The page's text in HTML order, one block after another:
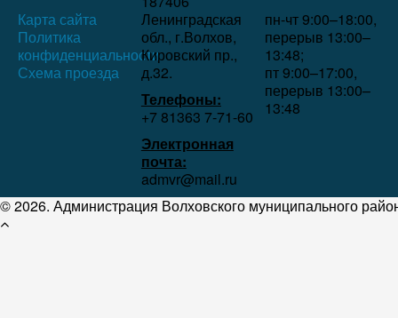
Карта сайта
Политика
конфиденциальности
Схема проезда
Ленинградская
обл., г.Волхов,
Кировский пр.,
д.32.
Телефоны:
+7 81363 7‑71-60
Электронная
почта:
admvr@mail.ru
пн-чт 9:00–18:00,
перерыв 13:00–
13:48;
пт 9:00–17:00,
перерыв 13:00–
13:48
© 2026. Администрация Волховского муниципального